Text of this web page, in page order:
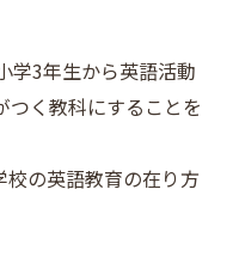
学3年生から英語活動
つく教科にすることを
の英語教育の在り方